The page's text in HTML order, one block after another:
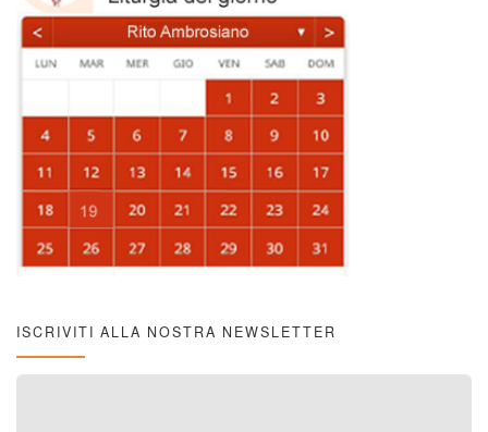
ISCRIVITI ALLA NOSTRA NEWSLETTER